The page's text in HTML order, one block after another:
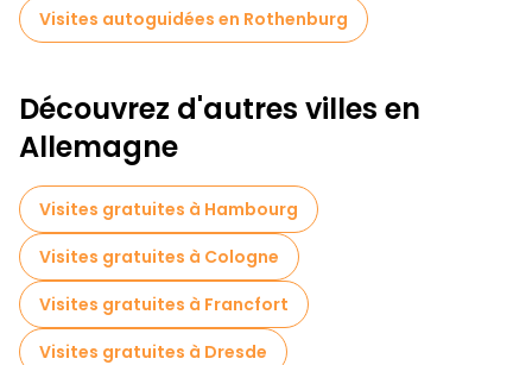
Visites autoguidées en Rothenburg
Découvrez d'autres villes en
Allemagne
Visites gratuites à Hambourg
Visites gratuites à Cologne
Visites gratuites à Francfort
Visites gratuites à Dresde